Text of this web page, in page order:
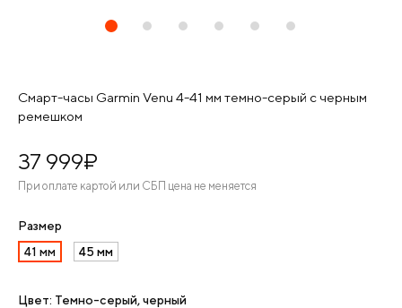
Смарт-часы Garmin Venu 4-41 мм темно-серый с черным
ремешком
37 999¤
При оплате картой или СБП цена не меняется
Размер
41 мм
45 мм
Цвет: Темно-серый, черный